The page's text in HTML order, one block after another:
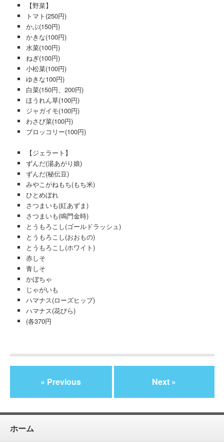
【野菜】
トマト(250円)
かぶ(150円)
かきな(100円)
水菜(100円)
ねぎ(100円)
小松菜(100円)
ゆきな100円)
白菜(150円、200円)
ほうれん草(100円)
ジャガイモ(100円)
わさび菜(100円)
ブロッコリー(100円)
【ジェラート】
ずんだ(湯あがり娘)
ずんだ(秘伝豆)
みやこがねもち(もち米)
ひとめぼれ
さつまいも(紅あずま)
さつまいも(鳴門金時)
とうもろこし(ゴールドラッシュ)
とうもろこし(おおもの)
とうもろこし(ホワイト)
赤しそ
青しそ
かぼちゃ
じゃがいも
ハマナス(ローズヒップ)
ハマナス(花びら)
(各370円
« Previous Next »
ホーム